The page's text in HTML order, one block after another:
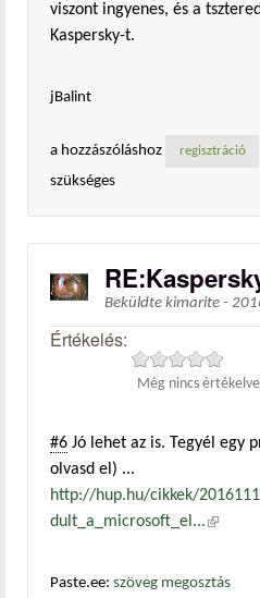
viszont ingyenes, és a
Kaspersky-t.
jBalint
a hozzászóláshoz regisztráció
szükséges
Beküldte kimarite -
Értékelés:
Még nincs értékelve
#6 Jó lehet az is. Tegyél egy
olvasd el) ...
http://hup.hu/cikkek/
dult_a_microsoft_el...(külső
Paste.ee: szöveg megosztás